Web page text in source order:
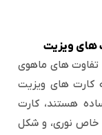
های ویزیت
تفاوت های ماهوی
کارت های ویزیت
هستند، کارت
خاص نوری، و شکل